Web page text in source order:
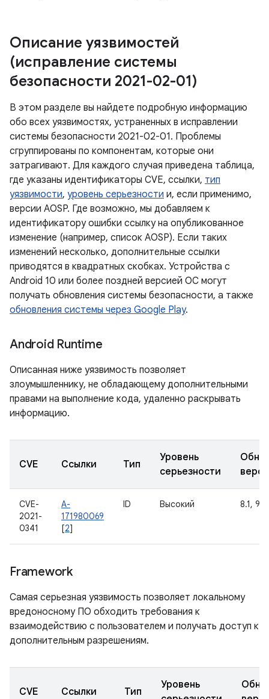
Описание уязвимостей
(исправление системы
безопасности 2021-02-01)
В этом разделе вы найдете подробную информацию
обо всех уязвимостях, устраненных в исправлении
системы безопасности 2021-02-01. Проблемы
сгруппированы по компонентам, которые они
затрагивают. Для каждого случая приведена таблица,
где указаны идентификаторы CVE, ссылки, тип
уязвимости, уровень серьезности и, если применимо,
версии AOSP. Где возможно, мы добавляем к
идентификатору ошибки ссылку на опубликованное
изменение (например, список AOSP). Если таких
изменений несколько, дополнительные ссылки
приводятся в квадратных скобках. Устройства с
Android 10 или более поздней версией ОС могут
получать обновления системы безопасности, а также
обновления системы через Google Play.
Android Runtime
Описанная ниже уязвимость позволяет
злоумышленнику, не обладающему дополнительными
правами на выполнение кода, удаленно раскрывать
информацию.
CVE Ссылки Тип
Уровень
серьезности
CVE-
2021-
0341
A-
171980069
[2]
ID Высокий 8.1, 9,
Framework
Самая серьезная уязвимость позволяет локальному
вредоносному ПО обходить требования к
взаимодействию с пользователем и получать доступ к
дополнительным разрешениям.
CVE Ссылки Тип
Уровень